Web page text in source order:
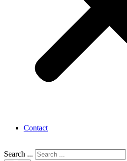
Contact
Search ...